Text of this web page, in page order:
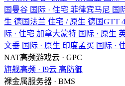
国曼谷 国际 · 住宅 菲律宾马尼 国
生 德国法兰 住宅 / 原生 德国GTT
际 · 住宅 加拿大蒙特 国际 · 原生
文垂 国际 · 原生 印度孟买 国际 ·
NAT高频游戏云 · GPC
旗舰高频 · I9云 高防御
裸金属服务器 · BMS